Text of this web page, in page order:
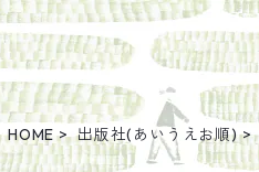
HOME 出版社(あいうえお順)